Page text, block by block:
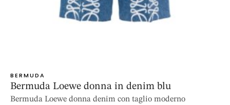
BERMUDA
Bermuda Loewe donna in denim blu
Bermuda Loewe donna denim con taglio moderno